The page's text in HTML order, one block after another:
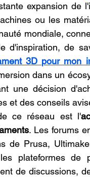
Bambu Lab
expansion de
ou les
mondiale,
d'inspiration, de
3D pour mon
dans un
une décision
et des conseils
ce réseau est l'
. Les forums
de Prusa,
plateformes de
de discussions,